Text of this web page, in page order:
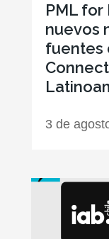
PML for
nuevos
fuentes
3 de